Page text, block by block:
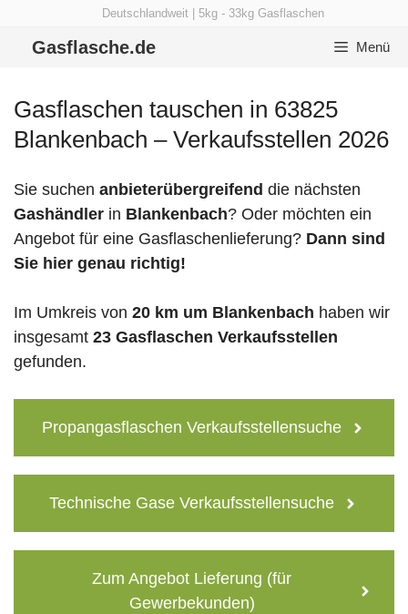
Deutschlandweit | 5kg - 33kg Gasflaschen
Gasflasche.de Menü
Gasflaschen tauschen in 63825
Blankenbach – Verkaufsstellen 2026
Sie suchen anbieterübergreifend die nächsten
Gashändler in Blankenbach? Oder möchten ein
Angebot für eine Gasflaschenlieferung? Dann sind
Sie hier genau richtig!
Im Umkreis von 20 km um Blankenbach haben wir
insgesamt 23 Gasflaschen Verkaufsstellen
gefunden.
Propangasflaschen Verkaufsstellensuche
Technische Gase Verkaufsstellensuche
Zum Angebot Lieferung (für
Gewerbekunden)